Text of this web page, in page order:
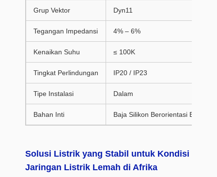
Grup Vektor Dyn11
Tegangan Impedansi 4% – 6%
Kenaikan Suhu ≤ 100K
Tingkat Perlindungan IP20 / IP23
Tipe Instalasi Dalam
Bahan Inti Baja Silikon Berorientasi Butir
Solusi Listrik yang Stabil untuk Kondisi
Jaringan Listrik Lemah di Afrika